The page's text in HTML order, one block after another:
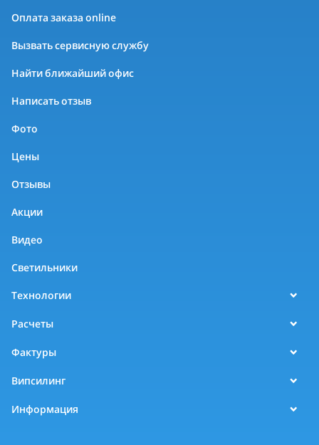
Оплата заказа online
Вызвать сервисную службу
Найти ближайший офис
Написать отзыв
Фото
Цены
Отзывы
Акции
Видео
Светильники
Технологии
Расчеты
Фактуры
Випсилинг
Информация